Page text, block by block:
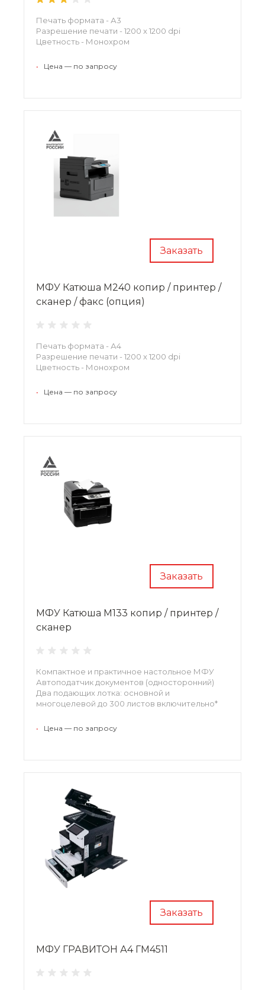
Печать формата - А3
Разрешение печати - 1200 x 1200 dpi
Цветность - Монохром
• Цена — по запросу
Заказать
МФУ Катюша M240 копир / принтер /
сканер / факс (опция)
Печать формата - А4
Разрешение печати - 1200 x 1200 dpi
Цветность - Монохром
• Цена — по запросу
Заказать
МФУ Катюша M133 копир / принтер /
сканер
Компактное и практичное настольное МФУ
Автоподатчик документов (односторонний)
Два подающих лотка: основной и
многоцелевой до 300 листов включительно*
• Цена — по запросу
Заказать
МФУ ГРАВИТОН А4 ГМ4511